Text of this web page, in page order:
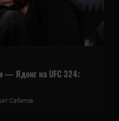
— Ядонг на UFC 324:
Сабитов